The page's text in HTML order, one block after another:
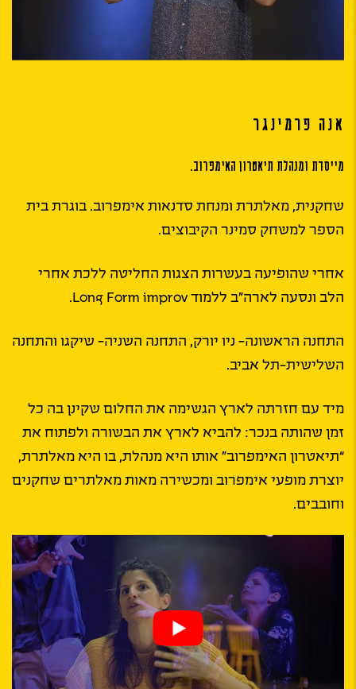
אנה פרמינגר
מייסדת ומנהלת תיאטרון האימפרוב.
שחקנית, מאלתרת ומנחת סדנאות אימפרוב. בוגרת בית
הספר למשחק סמינר הקיבוצים.
אחרי שהופיעה בעשרות הצגות החליטה ללכת אחרי
הלב ונסעה לארה”ב ללמוד Long Form improv.
התחנה הראשונה- ניו יורק, התחנה השניה- שיקגו והתחנה
השלישית-תל אביב.
מיד עם חזרתה לארץ הגשימה את החלום שקינן בה כל
זמן שהותה בנכר: להביא לארץ את הבשורה ולפתוח את
“תיאטרון האימפרוב” אותו היא מנהלת, בו היא מאלתרת,
יוצרת מופעי אימפרוב ומכשירה מאות מאלתרים שחקנים
וחובבים.